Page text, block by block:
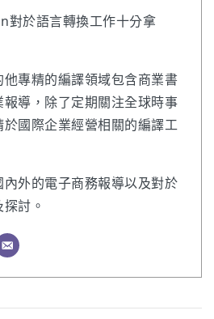
對於語言轉換工作十分拿
專精的編譯領域包含商業書
導，除了定期關注全球時事
國際企業經營相關的編譯工
外的電子商務報導以及對於
討。